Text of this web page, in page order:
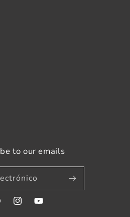
to our emails
InstagramYouTube